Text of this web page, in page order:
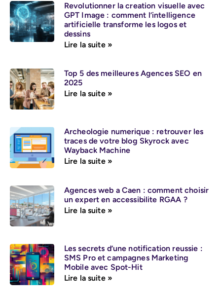
Revolutionner la creation visuelle avec
GPT Image : comment l’intelligence
artificielle transforme les logos et
dessins
Lire la suite »
Top 5 des meilleures Agences SEO en
2025
Lire la suite »
Archeologie numerique : retrouver les
traces de votre blog Skyrock avec
Wayback Machine
Lire la suite »
Agences web a Caen : comment choisir
un expert en accessibilite RGAA ?
Lire la suite »
Les secrets d’une notification reussie :
SMS Pro et campagnes Marketing
Mobile avec Spot-Hit
Lire la suite »